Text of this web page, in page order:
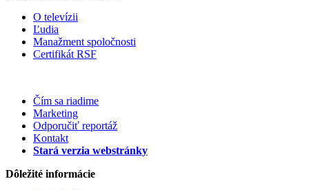
O televízii
Ľudia
Manažment spoločnosti
Certifikát RSF
Čím sa riadime
Marketing
Odporučiť reportáž
Kontakt
Stará verzia webstránky
Dôležité informácie